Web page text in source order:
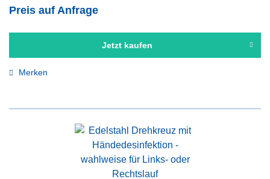
Preis auf Anfrage
Jetzt kaufen
Merken